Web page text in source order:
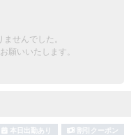
団体様歓迎
盤浴あり
せんでした。
願いいたします。
本日出勤あり 割引クーポン